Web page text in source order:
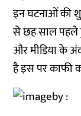
इन घटनाओं की
से छह साल पहले
और मीडिया के
है इस पर काफी